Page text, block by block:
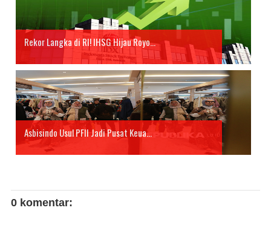
Rekor Langka di RI! IHSG Hijau Royo...
Asbisindo Usul PFII Jadi Pusat Keua...
0 komentar: